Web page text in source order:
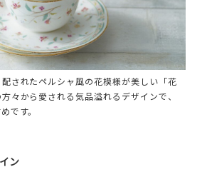
されたペルシャ風の花模様が美しい「花
々から愛される気品溢れるデザインで、
です。
ン